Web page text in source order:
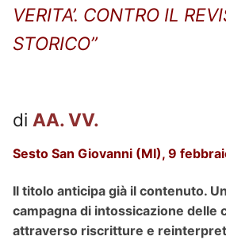
VERITA’. CONTRO IL
STORICO”
di AA. VV.
Sesto San Giovanni (MI), 9
Il titolo anticipa già il contenuto.
campagna di intossicazione delle
attraverso riscritture e